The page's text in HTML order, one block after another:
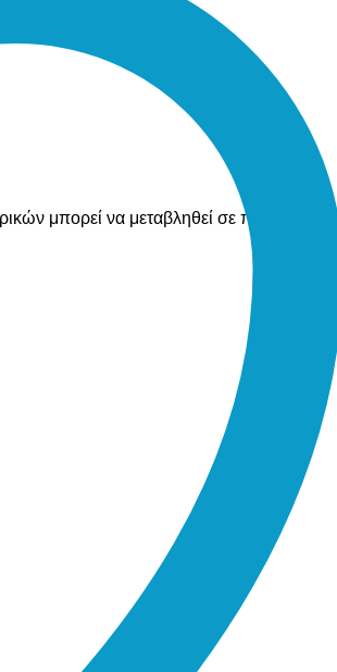
μπορεί να μεταβληθεί σε περίπτωση